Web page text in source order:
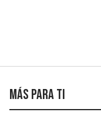
Más para ti